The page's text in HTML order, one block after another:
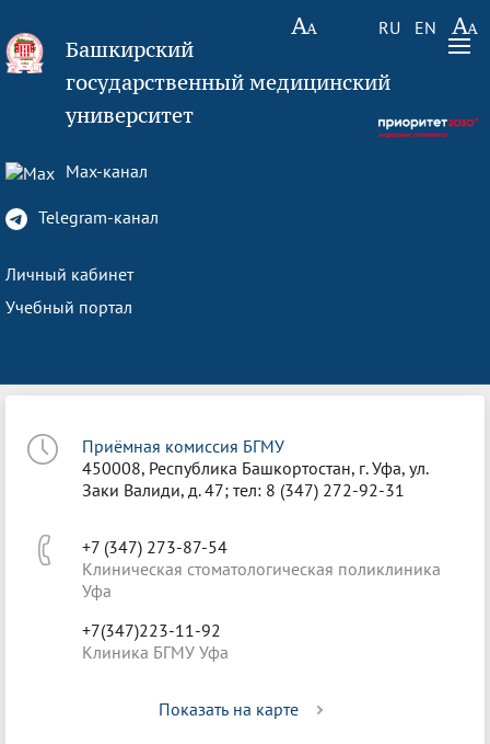
RU EN
Башкирский
государственный медицинский
университет
Max-канал
Telegram-канал
Личный кабинет
Учебный портал
Приёмная комиссия БГМУ
450008, Республика Башкортостан, г. Уфа, ул.
Заки Валиди, д. 47; тел: 8 (347) 272-92-31
+7 (347) 273-87-54
Клиническая стоматологическая поликлиника
Уфа
+7(347)223-11-92
Клиника БГМУ Уфа
Показать на карте